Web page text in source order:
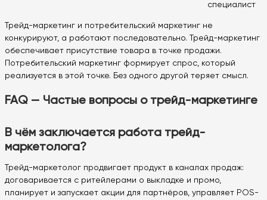
специалист
Трейд-маркетинг и потребительский маркетинг не
конкурируют, а работают последовательно. Трейд-маркетинг
обеспечивает присутствие товара в точке продажи.
Потребительский маркетинг формирует спрос, который
реализуется в этой точке. Без одного другой теряет смысл.
FAQ — Частые вопросы о трейд-маркетинге
В чём заключается работа трейд-
маркетолога?
Трейд-маркетолог продвигает продукт в каналах продаж:
договаривается с ритейлерами о выкладке и промо,
планирует и запускает акции для партнёров, управляет POS-